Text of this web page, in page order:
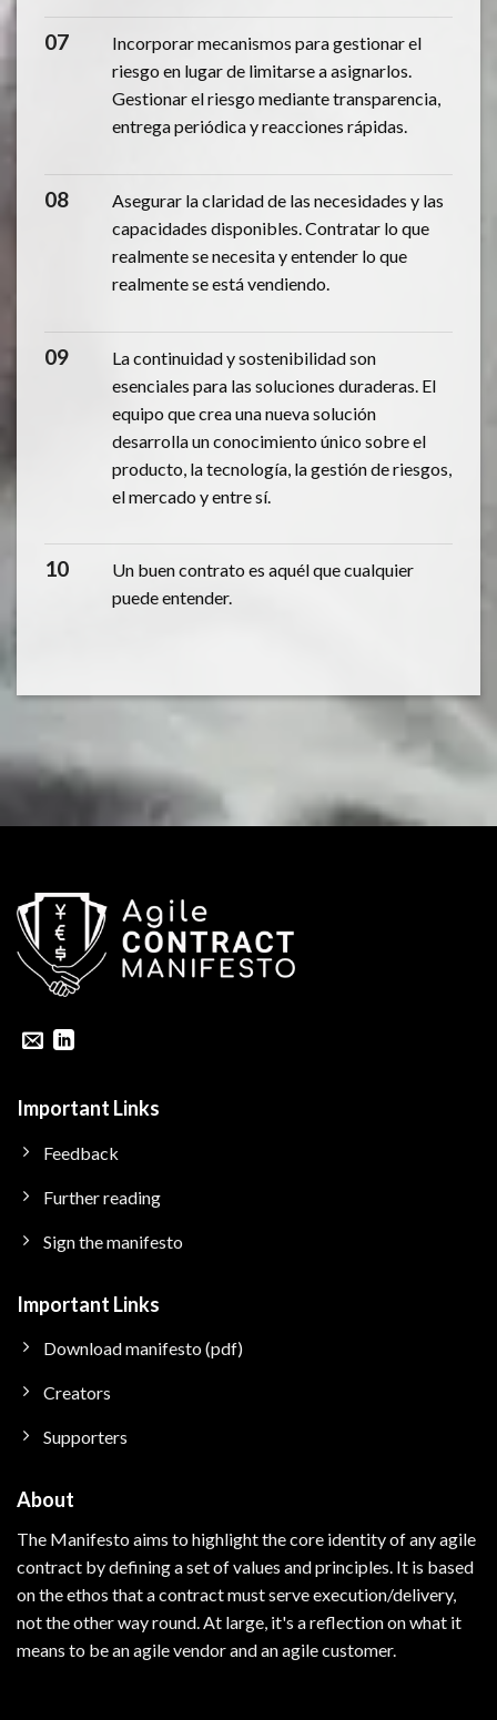
07
Incorporar mecanismos para gestionar el
riesgo en lugar de limitarse a asignarlos.
Gestionar el riesgo mediante transparencia,
entrega periódica y reacciones rápidas.
08
Asegurar la claridad de las necesidades y las
capacidades disponibles. Contratar lo que
realmente se necesita y entender lo que
realmente se está vendiendo.
09
La continuidad y sostenibilidad son
esenciales para las soluciones duraderas. El
equipo que crea una nueva solución
desarrolla un conocimiento único sobre el
producto, la tecnología, la gestión de riesgos,
el mercado y entre sí.
10
Un buen contrato es aquél que cualquier
puede entender.
Important Links
Feedback
Further reading
Sign the manifesto
Important Links
Download manifesto (pdf)
Creators
Supporters
About
The Manifesto aims to highlight the core identity of any agile
contract by defining a set of values and principles. It is based
on the ethos that a contract must serve execution/delivery,
not the other way round. At large, it's a reflection on what it
means to be an agile vendor and an agile customer.